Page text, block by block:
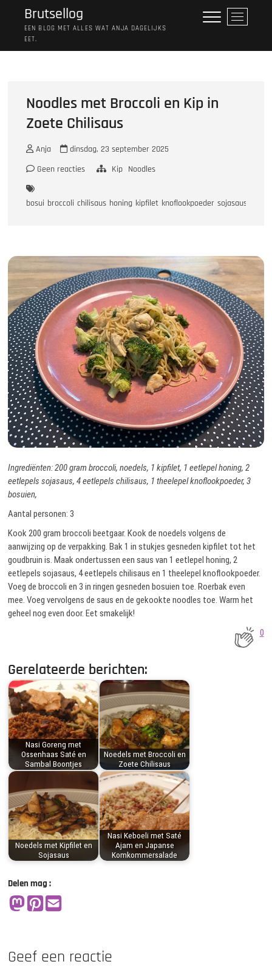
Brutsellog
EEN BLOG MET ALLES WAT ANJA DAGELIJKS
EET.
M
e
Noodles met Broccoli en Kip in
Zoete Chilisaus
Anja
dinsdag, 23 september 2025
Geen reacties
Kip Noodles
bosui broccoli chilisaus honing kipfilet knoflookpoeder sojasaus
Ingrediënten: 200 gram broccoli, noedels, 1 kipfilet, 1 eetlepel honing, 2
eetlepels sojasaus, 4 eetlepels chilisaus, 1 theelepel knoflookpoeder, 3
bosuien,
Aantal personen: 3
Kook 200 gram broccoli beetgaar. Kook de noedels volgens de
aanwijzing op de verpakking. Bak 1 in stukjes gesneden kipfilet tot het
goudbruin is. Maak ondertussen een saus van 1 eetlepel honing, 2
eetlepels sojasaus, 4 eetlepels chilisaus en 1 theelepel knoflookpoeder.
Voeg de broccoli en 3 in ringen gesneden bosuien toe. Roerbak even
mee. Voeg vervolgens de saus en de gekookte noodles toe. Warm het
geheel nog even door. Eet smakelijk!
0
Gerelateerde berichten:
Nasi Goreng met
Ossenhaas Saté en
Sambal Boontjes
Noedels met Broccoli en
Zoete Chilisaus
Noedels met Kipfilet en
Sojasaus
Nasi Keboeli met Saté
Ajam en Japanse
Komkommersalade
Delen mag :
Geef een reactie